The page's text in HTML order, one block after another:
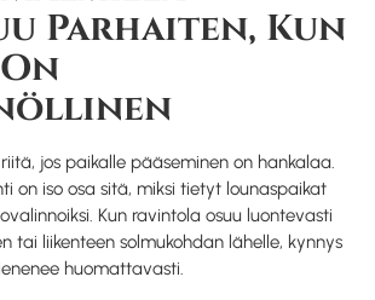
Parhaiten, Kun
jos paikalle pääseminen on hankalaa.
on iso osa sitä, miksi tietyt lounaspaikat
Kun ravintola osuu luontevasti
tai liikenteen solmukohdan lähelle, kynnys
huomattavasti.